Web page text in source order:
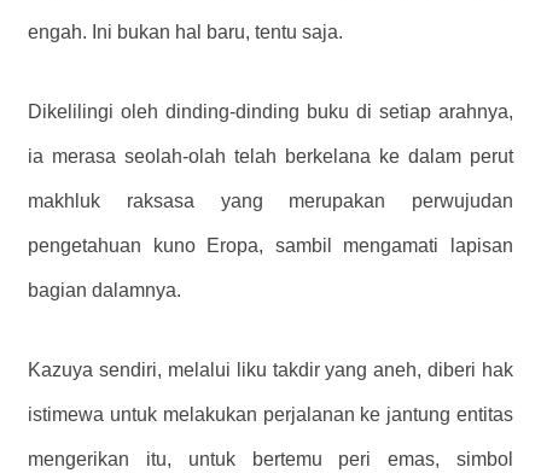
engah. Ini bukan hal baru, tentu saja.
Dikelilingi oleh dinding-dinding buku di setiap arahnya,
ia merasa seolah-olah telah berkelana ke dalam perut
makhluk raksasa yang merupakan perwujudan
pengetahuan kuno Eropa, sambil mengamati lapisan
bagian dalamnya.
Kazuya sendiri, melalui liku takdir yang aneh, diberi hak
istimewa untuk melakukan perjalanan ke jantung entitas
mengerikan itu, untuk bertemu peri emas, simbol